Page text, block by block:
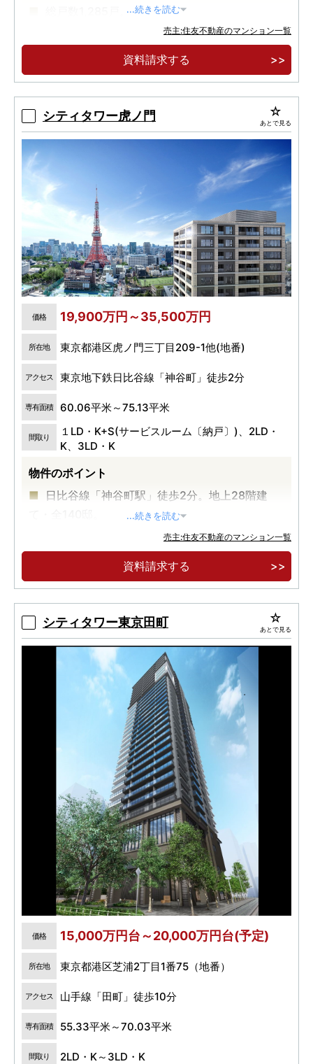
総戸数1,285戸。
中央区最高層58階建、超高層大規模再開発タワ
...続きを読む
売主:住友不動産のマンション一覧
資料請求する
シティタワー虎ノ門 あとで見る
価格 19,900万円～35,500万円
所在地 東京都港区虎ノ門三丁目209-1他(地番)
アクセス 東京地下鉄日比谷線「神谷町」徒歩2分
専有面積 60.06平米～75.13平米
間取り
１LD・K+S(サービスルーム〔納戸〕)、2LD・
K、3LD・K
物件のポイント
日比谷線「神谷町駅」徒歩2分。地上28階建
【実物見学可能】港区虎ノ門に誕生した制震タ
ワーレジデンス。
ホテルライクな内廊下設計。各階クリーンステ
...続きを読む
売主:住友不動産のマンション一覧
資料請求する
シティタワー東京田町 あとで見る
価格 15,000万円台～20,000万円台(予定)
所在地 東京都港区芝浦2丁目1番75（地番）
アクセス 山手線「田町」徒歩10分
専有面積 55.33平米～70.03平米
間取り 2LD・K～3LD・K